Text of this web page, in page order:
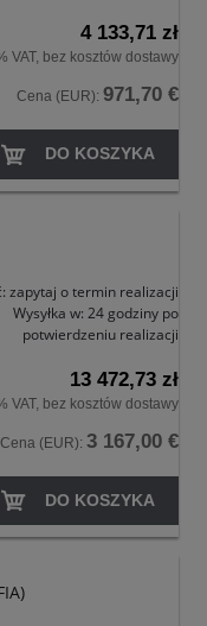
4 133,71 zł
VAT, bez kosztów dostawy
Cena (EUR): 971,70 €
DO KOSZYKA
zapytaj o termin realizacji
Wysyłka w: 24 godziny po
potwierdzeniu realizacji
13 472,73 zł
VAT, bez kosztów dostawy
Cena (EUR): 3 167,00 €
DO KOSZYKA